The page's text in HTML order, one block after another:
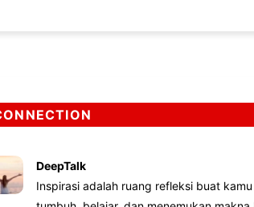
DeepTalk
Inspirasi adalah ruang refleksi buat